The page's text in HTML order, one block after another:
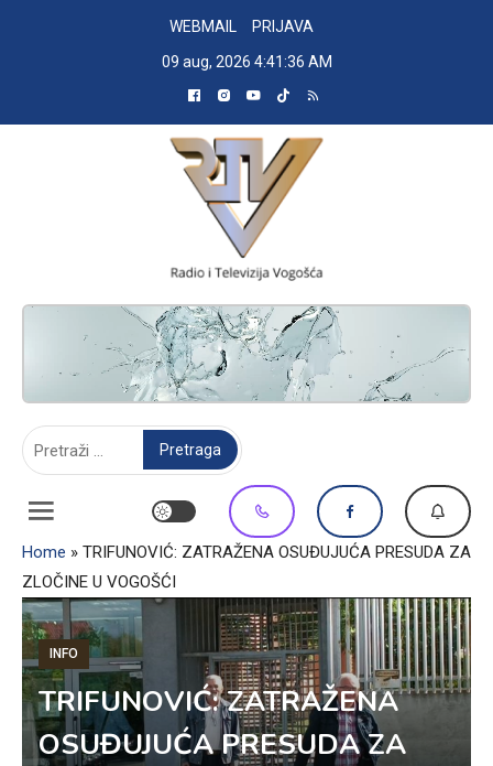
WEBMAIL
PRIJAVA
09 aug, 2026 4:41:36 AM
RADIO TELEVIZIJA VOGOŠĆA
Home » TRIFUNOVIĆ: ZATRAŽENA OSUĐUJUĆA PRESUDA ZA
ZLOČINE U VOGOŠĆI
INFO
TRIFUNOVIĆ: ZATRAŽENA
OSUĐUJUĆA PRESUDA ZA